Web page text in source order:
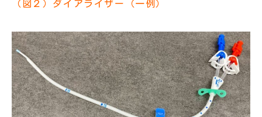
（図２）ダイアライザー（一例）